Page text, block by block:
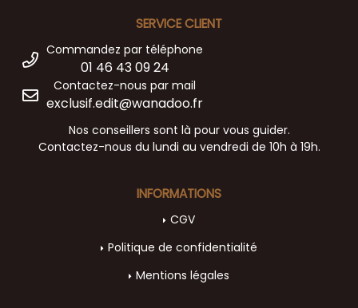
SERVICE CLIENT
Commandez par téléphone
01 46 43 09 24
Contactez-nous par mail
exclusif.edit@wanadoo.fr
Nos conseillers sont là pour vous guider.
Contactez-nous du lundi au vendredi de 10h à 19h.
INFORMATIONS
CGV
Politique de confidentialité
Mentions légales